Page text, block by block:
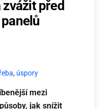
před
, úspory
mezi
jak snížit